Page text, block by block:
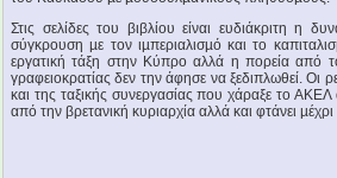
Στις σελίδες του βιβλίου είναι ευδιάκριτη η
σύγκρουση µε τον ιµπεριαλισµό και το
εργατική τάξη στην Κύπρο αλλά η πορεία από
γραφειοκρατίας δεν την άφησε να ξεδιπλωθεί. Οι
και της ταξικής συνεργασίας που χάραξε το
από την βρετανική κυριαρχία αλλά και φτάνει